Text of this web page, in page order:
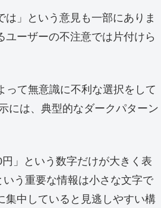
は」という意見も一部にありま
ーザーの不注意では片付けら
って無意識に不利な選択をして
には、典型的なダークパターン
」という数字だけが大きく表
う重要な情報は小さな文字で
集中していると見逃しやすい構